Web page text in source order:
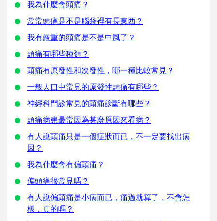
我為什麼會頭痛？
常常頭痛是不是腦袋裡有長東西？
我有嚴重的頭痛是不是中風了？
頭痛有哪些種類？
頭痛有原發性和次發性，哪一種比較常見？
一般人口中常見的原發性頭痛有哪些？
神經科門診常見的頭痛診斷有哪些？
頭痛病患最常因為甚麼原因來看病？
有人說頭痛只是一個症狀而已，不一定要找出病
因？
我為什麼會有偏頭痛？
偏頭痛很常見嗎？
有人說偏頭痛是小病而已，痛過就算了，不會怎
樣，真的嗎？